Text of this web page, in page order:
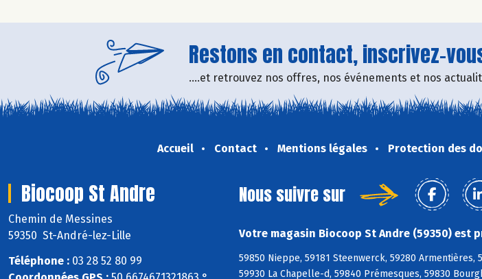
Restons en contact, inscrivez-
....et retrouvez nos offres, nos événements et nos
Accueil Contact Mentions légales Protection des
Biocoop St Andre
Chemin de Messines
59350 St-André-lez-Lille
Téléphone : 03 28 52 80 99
Nous suivre sur
Votre magasin Biocoop St Andre (59350) est
59850 Nieppe, 59181 Steenwerck, 59280 Armentières,
59930 La Chapelle-d, 59840 Prémesques, 59830